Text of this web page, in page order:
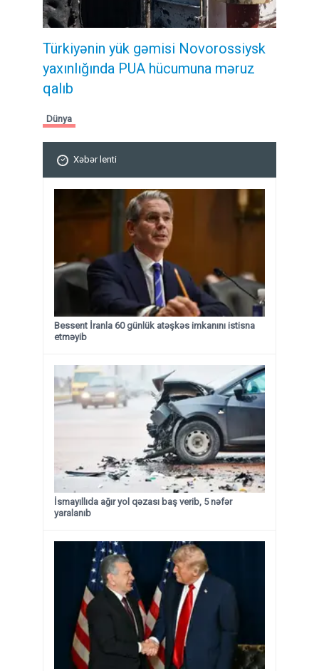
Türkiyənin yük gəmisi Novorossiysk
yaxınlığında PUA hücumuna məruz
qalıb
Dünya
Xəbər lenti
Bessent İranla 60 günlük atəşkəs imkanını istisna
etməyib
İsmayıllıda ağır yol qəzası baş verib, 5 nəfər
yaralanıb